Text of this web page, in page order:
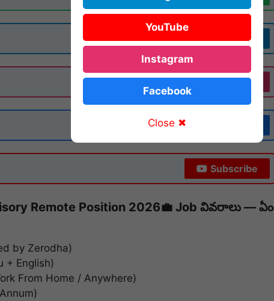
Join Now
Follow
Subscribe
Remote Position 2026💼 Job వివరాలు — ఏం
by Zerodha)
+ English)
From Home / Anywhere)
YouTube
Instagram
Facebook
Close ✖